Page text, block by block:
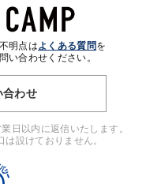
きない形式に加工した統
連絡及び配信について
をサービス内で使用する
、本サービスの他の利用
明点はよくある質問を
い合わせください。
合わせ
日以内に返信いたします。
設けておりません。